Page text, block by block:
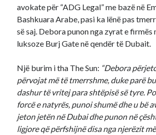
avokate për “ADG Legal” me bazë në
Bashkuara Arabe, pasi ka lënë pas
së saj. Debora punon nga zyrat e firmës
luksoze Burj Gate në qendër të Dubait.
Një burim i tha The Sun: “Debora
përvojat më të tmerrshme, duke parë
dashur të vritej para shtëpisë së tyre.
forcë e natyrës, punoi shumë dhe u bë
jeton jetën në Dubai dhe punon në
ligjore që përfshijnë disa nga njerëzit